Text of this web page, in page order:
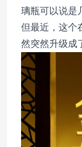
璃瓶可以说是
但最近，这个
然突然升级成